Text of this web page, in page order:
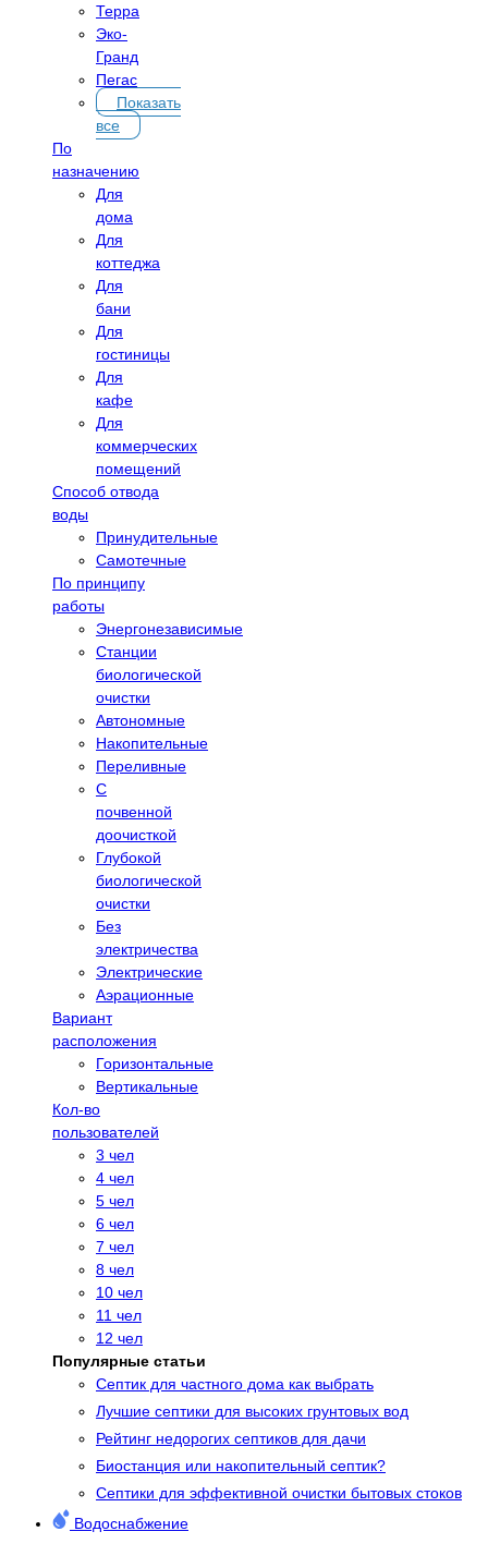
Терра
Эко-
Гранд
Пегас
Показать
все
По
назначению
Для
дома
Для
коттеджа
Для
бани
Для
гостиницы
Для
кафе
Для
коммерческих
помещений
Способ отвода
воды
Принудительные
Самотечные
По принципу
работы
Энергонезависимые
Станции
биологической
очистки
Автономные
Накопительные
Переливные
С
почвенной
доочисткой
Глубокой
биологической
очистки
Без
электричества
Электрические
Аэрационные
Вариант
расположения
Горизонтальные
Вертикальные
Кол-во
пользователей
3 чел
4 чел
5 чел
6 чел
7 чел
8 чел
10 чел
11 чел
12 чел
Популярные статьи
Cептик для частного дома как выбрать
Лучшие септики для высоких грунтовых вод
Рейтинг недорогих септиков для дачи
Биостанция или накопительный септик?
Септики для эффективной очистки бытовых стоков
Водоснабжение